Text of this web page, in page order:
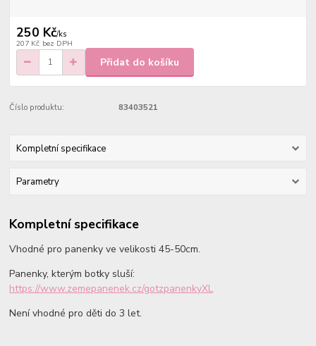
250 Kč/ks
207 Kč bez DPH
Přidat do košíku
Číslo produktu: 83403521
Kompletní specifikace
Parametry
Kompletní specifikace
Vhodné pro panenky ve velikosti 45-50cm.
Panenky, kterým botky sluší:
https://www.zemepanenek.cz/gotzpanenkyXL
Není vhodné pro děti do 3 let.